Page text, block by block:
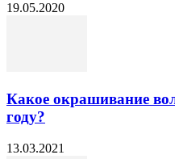
19.05.2020
Какое окрашивание
году?
13.03.2021